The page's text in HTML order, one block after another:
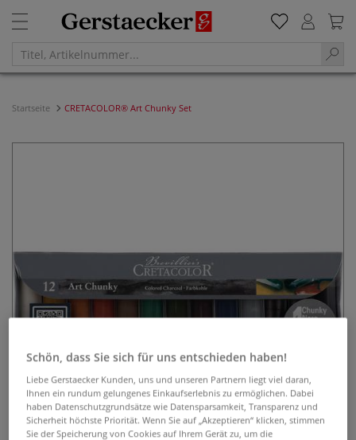
Startseite CRETACOLOR® Art Chunky Set
Schön, dass Sie sich für uns entschieden haben!
Liebe Gerstaecker Kunden, uns und unseren Partnern liegt viel daran,
Ihnen ein rundum gelungenes Einkaufserlebnis zu ermöglichen. Dabei
haben Datenschutzgrundsätze wie Datensparsamkeit, Transparenz und
Sicherheit höchste Priorität. Wenn Sie auf „Akzeptieren“ klicken, stimmen
Sie der Speicherung von Cookies auf Ihrem Gerät zu, um die